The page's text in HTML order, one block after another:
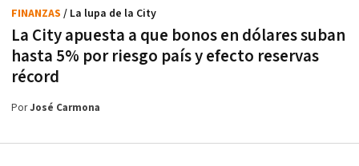
La City apuesta a que bonos en dólares suban
hasta 5% por riesgo país y efecto reservas
récord
FINANZAS / La lupa de la City
PorJosé Carmona